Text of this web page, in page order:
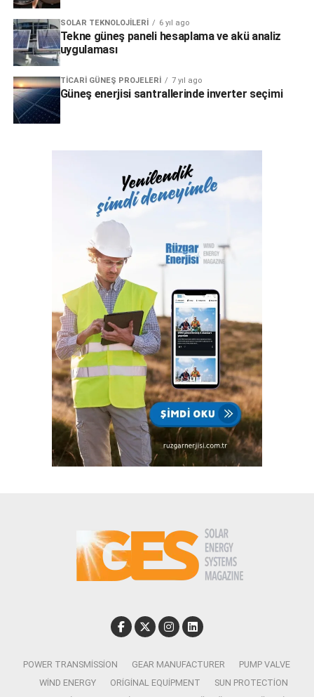
SOLAR TEKNOLOJILERI 6 yıl ago
Tekne güneş paneli hesaplama ve akü analiz
uygulaması
TICARI GÜNEŞ PROJELERI 7 yıl ago
Güneş enerjisi santrallerinde inverter seçimi
POWER TRANSMISSION GEAR MANUFACTURER
PUMP VALVE
WIND ENERGY
ORIGINAL EQUIPMENT
SUN PROTECTION